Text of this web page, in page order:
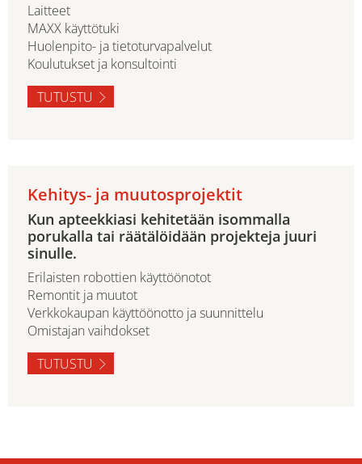
Laitteet
MAXX käyttötuki
Huolenpito- ja tietoturvapalvelut
Koulutukset ja konsultointi
TUTUSTU
Kehitys- ja muutosprojektit
Kun apteekkiasi kehitetään isommalla
porukalla tai räätälöidään projekteja juuri
sinulle.
Erilaisten robottien käyttöönotot
Remontit ja muutot
Verkkokaupan käyttöönotto ja suunnittelu
Omistajan vaihdokset
TUTUSTU